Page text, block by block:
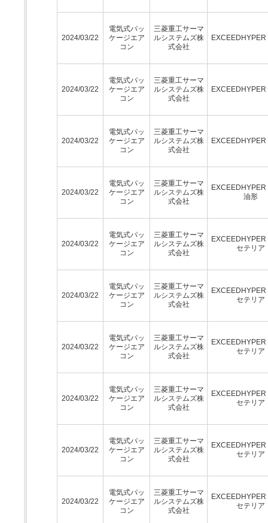
2024/03/22
電気式パッ
ケージエア
コン
三菱重工サーマ
ルシステムズ株
式会社
EXCEEDHYPER
2024/03/22
電気式パッ
ケージエア
コン
三菱重工サーマ
ルシステムズ株
式会社
EXCEEDHYPER
2024/03/22
電気式パッ
ケージエア
コン
三菱重工サーマ
ルシステムズ株
式会社
EXCEEDHYPER
2024/03/22
電気式パッ
ケージエア
コン
三菱重工サーマ
ルシステムズ株
式会社
EXCEEDHYPER
油形
2024/03/22
電気式パッ
ケージエア
コン
三菱重工サーマ
ルシステムズ株
式会社
EXCEEDHYPER
セテリア
2024/03/22
電気式パッ
ケージエア
コン
三菱重工サーマ
ルシステムズ株
式会社
EXCEEDHYPER
セテリア
2024/03/22
電気式パッ
ケージエア
コン
三菱重工サーマ
ルシステムズ株
式会社
EXCEEDHYPER
セテリア
2024/03/22
電気式パッ
ケージエア
コン
三菱重工サーマ
ルシステムズ株
式会社
EXCEEDHYPER
セテリア
2024/03/22
電気式パッ
ケージエア
コン
三菱重工サーマ
ルシステムズ株
式会社
EXCEEDHYPER
セテリア
2024/03/22
電気式パッ
ケージエア
コン
三菱重工サーマ
ルシステムズ株
式会社
EXCEEDHYPER
セテリア